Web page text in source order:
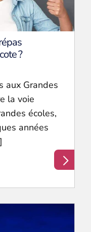
?
aux Grandes
la voie
écoles,
années